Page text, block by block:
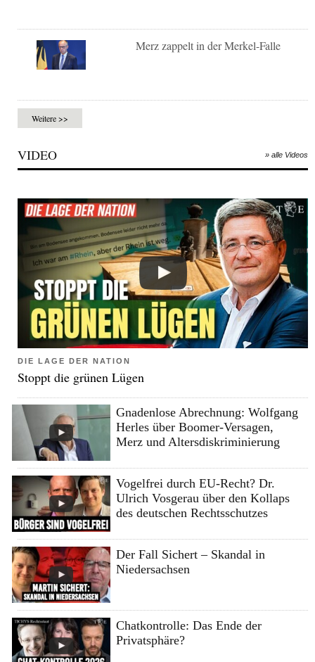
Merz zappelt in der Merkel-Falle
Weitere >>
VIDEO » alle Videos
DIE LAGE DER NATION
Stoppt die grünen Lügen
Gnadenlose Abrechnung: Wolfgang
Herles über Boomer-Versagen,
Merz und Altersdiskriminierung
Vogelfrei durch EU-Recht? Dr.
Ulrich Vosgerau über den Kollaps
des deutschen Rechtsschutzes
Der Fall Sichert – Skandal in
Niedersachsen
Chatkontrolle: Das Ende der
Privatsphäre?